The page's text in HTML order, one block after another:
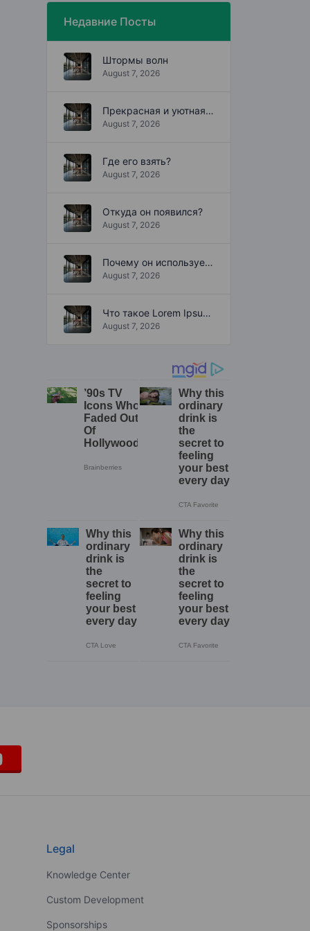
Недавние Посты
Штормы волн
August 7, 2026
Прекрасная и уютная квартира
August 7, 2026
Где его взять?
August 7, 2026
Откуда он появился?
August 7, 2026
Почему он используется?
August 7, 2026
Что такое Lorem Ipsum?
August 7, 2026
Legal
Knowledge Center
Custom Development
Sponsorships